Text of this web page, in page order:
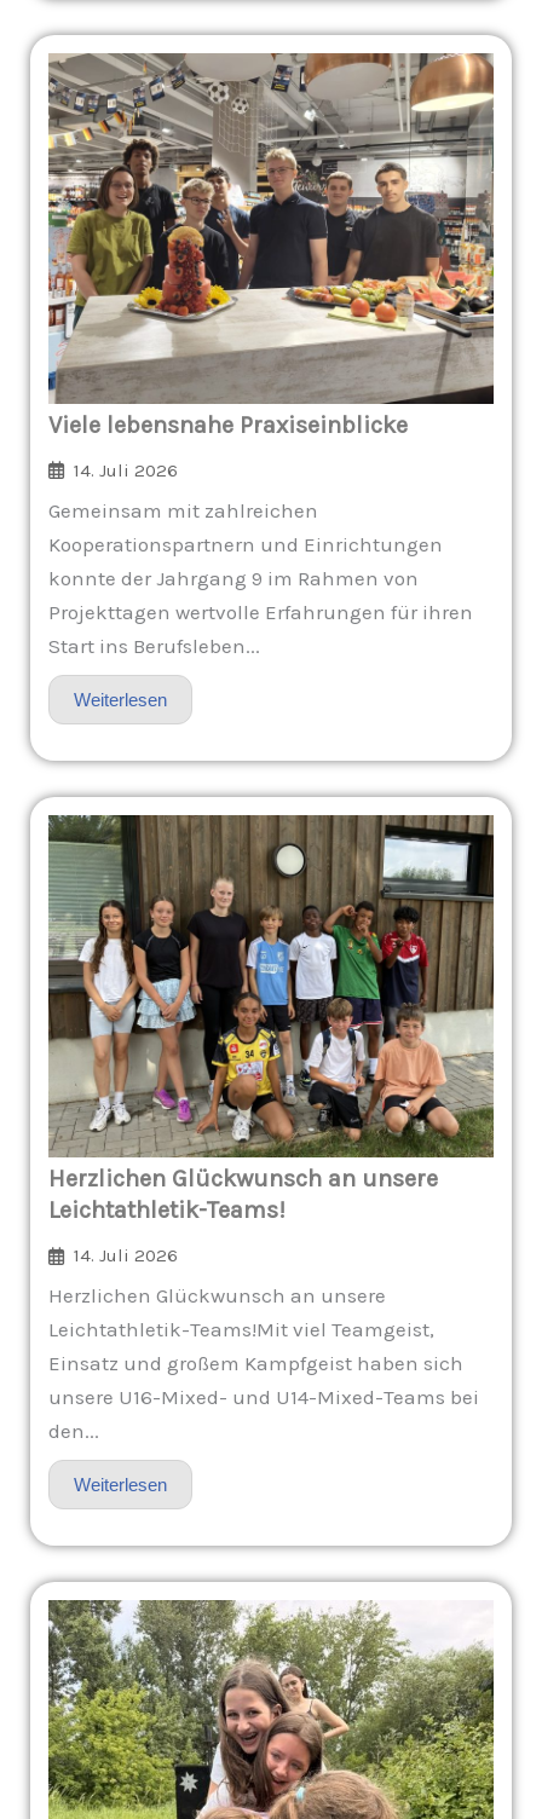
Viele lebensnahe Praxiseinblicke
14. Juli 2026
Gemeinsam mit zahlreichen
Kooperationspartnern und Einrichtungen
konnte der Jahrgang 9 im Rahmen von
Projekttagen wertvolle Erfahrungen für ihren
Start ins Berufsleben...
Weiterlesen
Herzlichen Glückwunsch an unsere
Leichtathletik-Teams!
14. Juli 2026
Herzlichen Glückwunsch an unsere
Leichtathletik-Teams!Mit viel Teamgeist,
Einsatz und großem Kampfgeist haben sich
unsere U16-Mixed- und U14-Mixed-Teams bei
den...
Weiterlesen